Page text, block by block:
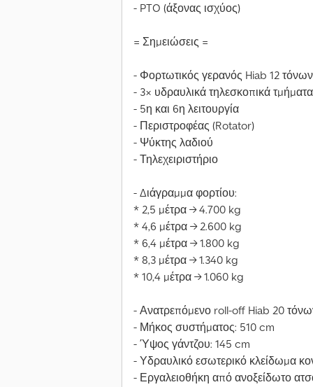
- PTO (άξονας ισχύος)
= Σημειώσεις =
- Φορτωτικός γερανός Hiab 12
- 3× υδραυλικά τηλεσκοπικά τμήματα
- 5η και 6η λειτουργία
- Περιστροφέας (Rotator)
- Ψύκτης λαδιού
- Τηλεχειριστήριο
- Διάγραμμα φορτίου:
* 2,5 μέτρα → 4.700 kg
* 4,6 μέτρα → 2.600 kg
* 6,4 μέτρα → 1.800 kg
* 8,3 μέτρα → 1.340 kg
* 10,4 μέτρα → 1.060 kg
- Ανατρεπόμενο roll-off Hiab 20
- Μήκος συστήματος: 510 cm
- Ύψος γάντζου: 145 cm
- Υδραυλικό εσωτερικό κλείδωμα
- Εργαλειοθήκη από ανοξείδωτο